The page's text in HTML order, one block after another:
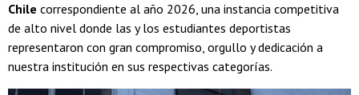
Chile correspondiente al año 2026, una instancia competitiva
de alto nivel donde las y los estudiantes deportistas
representaron con gran compromiso, orgullo y dedicación a
nuestra institución en sus respectivas categorías.